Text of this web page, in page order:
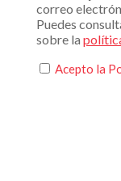
correo
Puedes
sobre la
Acepto la